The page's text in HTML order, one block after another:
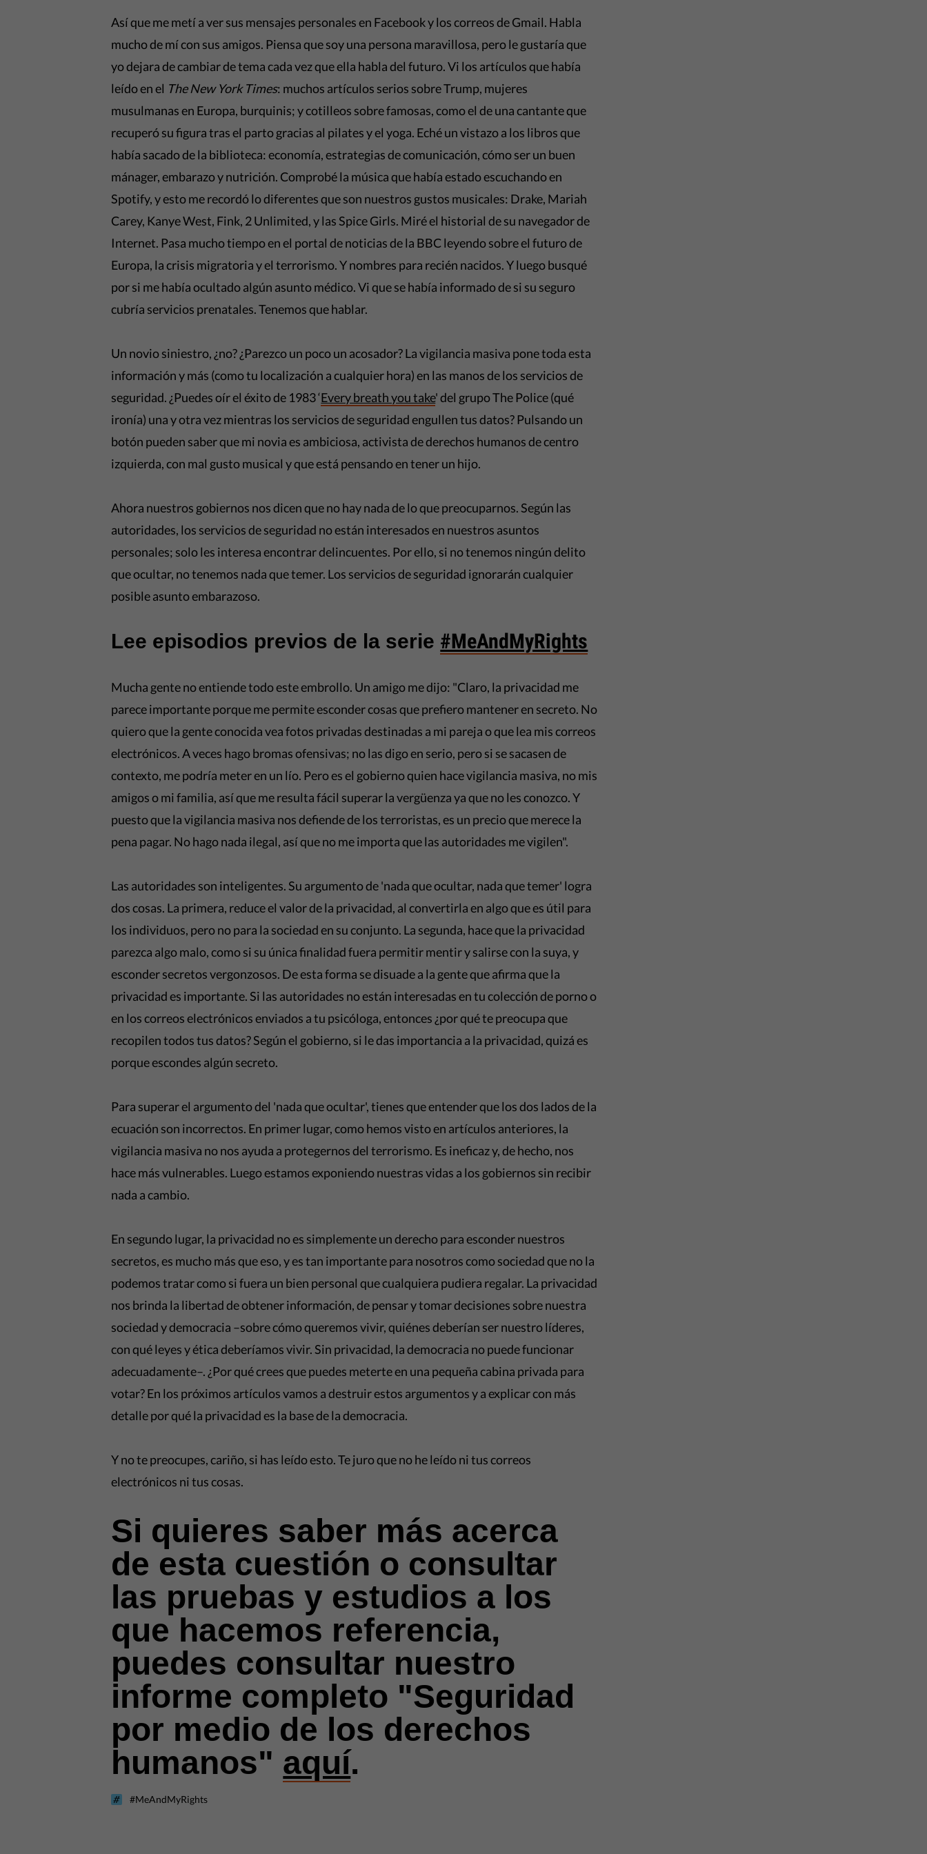
Así que me metí a ver sus mensajes personales en Facebook y los correos de Gmail. Habla
mucho de mí con sus amigos. Piensa que soy una persona maravillosa, pero le gustaría que
yo dejara de cambiar de tema cada vez que ella habla del futuro. Vi los artículos que había
leído en el The New York Times: muchos artículos serios sobre Trump, mujeres
musulmanas en Europa, burquinis; y cotilleos sobre famosas, como el de una cantante que
recuperó su figura tras el parto gracias al pilates y el yoga. Eché un vistazo a los libros que
había sacado de la biblioteca: economía, estrategias de comunicación, cómo ser un buen
mánager, embarazo y nutrición. Comprobé la música que había estado escuchando en
Spotify, y esto me recordó lo diferentes que son nuestros gustos musicales: Drake, Mariah
Carey, Kanye West, Fink, 2 Unlimited, y las Spice Girls. Miré el historial de su navegador de
Internet. Pasa mucho tiempo en el portal de noticias de la BBC leyendo sobre el futuro de
Europa, la crisis migratoria y el terrorismo. Y nombres para recién nacidos. Y luego busqué
por si me había ocultado algún asunto médico. Vi que se había informado de si su seguro
cubría servicios prenatales. Tenemos que hablar.
Un novio siniestro, ¿no? ¿Parezco un poco un acosador? La vigilancia masiva pone toda esta
información y más (como tu localización a cualquier hora) en las manos de los servicios de
seguridad. ¿Puedes oír el éxito de 1983 ‘Every breath you take' del grupo The Police (qué
ironía) una y otra vez mientras los servicios de seguridad engullen tus datos? Pulsando un
botón pueden saber que mi novia es ambiciosa, activista de derechos humanos de centro
izquierda, con mal gusto musical y que está pensando en tener un hijo.
Ahora nuestros gobiernos nos dicen que no hay nada de lo que preocuparnos. Según las
autoridades, los servicios de seguridad no están interesados en nuestros asuntos
personales; solo les interesa encontrar delincuentes. Por ello, si no tenemos ningún delito
que ocultar, no tenemos nada que temer. Los servicios de seguridad ignorarán cualquier
posible asunto embarazoso.
Lee episodios previos de la serie #MeAndMyRights
Mucha gente no entiende todo este embrollo. Un amigo me dijo: "Claro, la privacidad me
parece importante porque me permite esconder cosas que prefiero mantener en secreto. No
quiero que la gente conocida vea fotos privadas destinadas a mi pareja o que lea mis correos
electrónicos. A veces hago bromas ofensivas; no las digo en serio, pero si se sacasen de
contexto, me podría meter en un lío. Pero es el gobierno quien hace vigilancia masiva, no mis
amigos o mi familia, así que me resulta fácil superar la vergüenza ya que no les conozco. Y
puesto que la vigilancia masiva nos defiende de los terroristas, es un precio que merece la
pena pagar. No hago nada ilegal, así que no me importa que las autoridades me vigilen".
Las autoridades son inteligentes. Su argumento de 'nada que ocultar, nada que temer' logra
dos cosas. La primera, reduce el valor de la privacidad, al convertirla en algo que es útil para
los individuos, pero no para la sociedad en su conjunto. La segunda, hace que la privacidad
parezca algo malo, como si su única finalidad fuera permitir mentir y salirse con la suya, y
esconder secretos vergonzosos. De esta forma se disuade a la gente que afirma que la
privacidad es importante. Si las autoridades no están interesadas en tu colección de porno o
en los correos electrónicos enviados a tu psicóloga, entonces ¿por qué te preocupa que
recopilen todos tus datos? Según el gobierno, si le das importancia a la privacidad, quizá es
porque escondes algún secreto.
Para superar el argumento del 'nada que ocultar', tienes que entender que los dos lados de la
ecuación son incorrectos. En primer lugar, como hemos visto en artículos anteriores, la
vigilancia masiva no nos ayuda a protegernos del terrorismo. Es ineficaz y, de hecho, nos
hace más vulnerables. Luego estamos exponiendo nuestras vidas a los gobiernos sin recibir
nada a cambio.
En segundo lugar, la privacidad no es simplemente un derecho para esconder nuestros
secretos, es mucho más que eso, y es tan importante para nosotros como sociedad que no la
podemos tratar como si fuera un bien personal que cualquiera pudiera regalar. La privacidad
nos brinda la libertad de obtener información, de pensar y tomar decisiones sobre nuestra
sociedad y democracia –sobre cómo queremos vivir, quiénes deberían ser nuestro líderes,
con qué leyes y ética deberíamos vivir. Sin privacidad, la democracia no puede funcionar
adecuadamente–. ¿Por qué crees que puedes meterte en una pequeña cabina privada para
votar? En los próximos artículos vamos a destruir estos argumentos y a explicar con más
detalle por qué la privacidad es la base de la democracia.
Y no te preocupes, cariño, si has leído esto. Te juro que no he leído ni tus correos
electrónicos ni tus cosas.
Si quieres saber más acerca
de esta cuestión o consultar
las pruebas y estudios a los
que hacemos referencia,
puedes consultar nuestro
informe completo "Seguridad
por medio de los derechos
humanos" aquí.
#MeAndMyRights